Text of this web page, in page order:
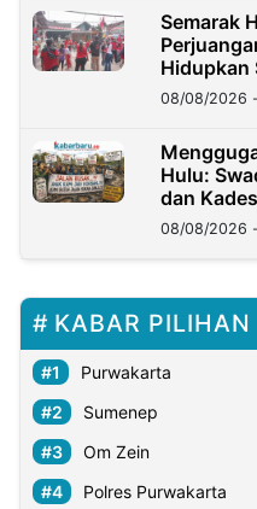
Semarak
Hidupkan
08/08/2026
Hulu:
dan
08/08/2026
KABAR PILIHAN
Purwakarta
Sumenep
Om Zein
Polres Purwakarta